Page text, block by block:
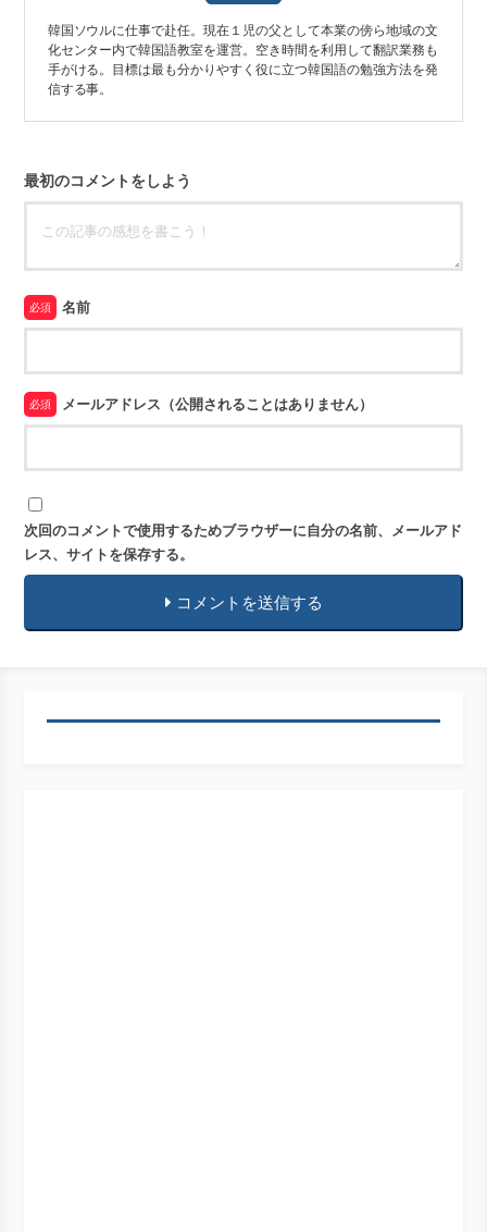
韓国ソウルに仕事で赴任。現在１児の父として本業の傍ら地域の文
化センター内で韓国語教室を運営。空き時間を利用して翻訳業務も
手がける。目標は最も分かりやすく役に立つ韓国語の勉強方法を発
信する事。
最初のコメントをしよう
必須 名前
必須 メールアドレス（公開されることはありません）
次回のコメントで使用するためブラウザーに自分の名前、メールアド
レス、サイトを保存する。
コメントを送信する